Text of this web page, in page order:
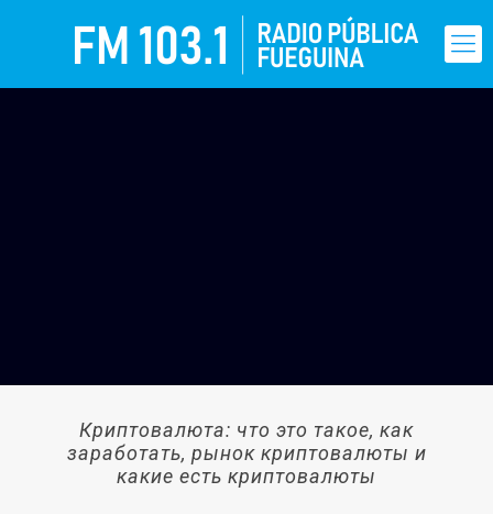
Криптовалюта: что это такое, как
заработать, рынок криптовалюты и
какие есть криптовалюты